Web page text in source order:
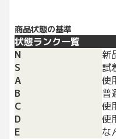
商品状態の基準
状態ランク一覧
N
新
S
試
A
使
B
普
C
使
D
使
E
な